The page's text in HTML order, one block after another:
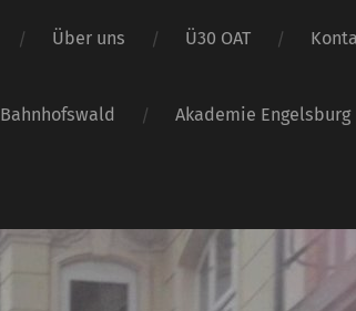
Über uns Ü30 OAT
Bahnhofswald Akademie Engelsburg